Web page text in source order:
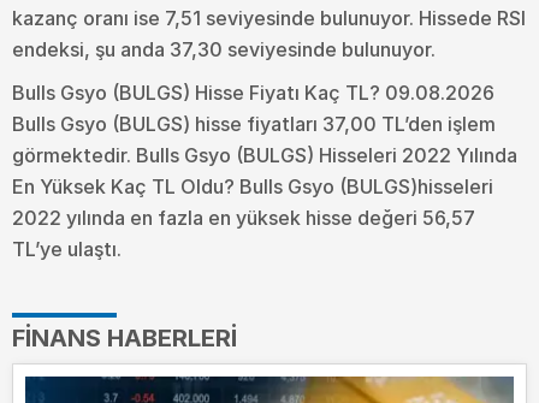
kazanç oranı ise 7,51 seviyesinde bulunuyor. Hissede RSI
endeksi, şu anda 37,30 seviyesinde bulunuyor.
Bulls Gsyo (BULGS) Hisse Fiyatı Kaç TL? 09.08.2026
Bulls Gsyo (BULGS) hisse fiyatları 37,00 TL’den işlem
görmektedir. Bulls Gsyo (BULGS) Hisseleri 2022 Yılında
En Yüksek Kaç TL Oldu? Bulls Gsyo (BULGS)hisseleri
2022 yılında en fazla en yüksek hisse değeri 56,57
TL’ye ulaştı.
FINANS HABERLERI